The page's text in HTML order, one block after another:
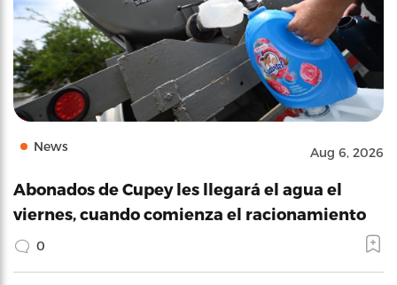
News Aug 6, 2026
Abonados de Cupey les llegará el agua el
viernes, cuando comienza el racionamiento
0